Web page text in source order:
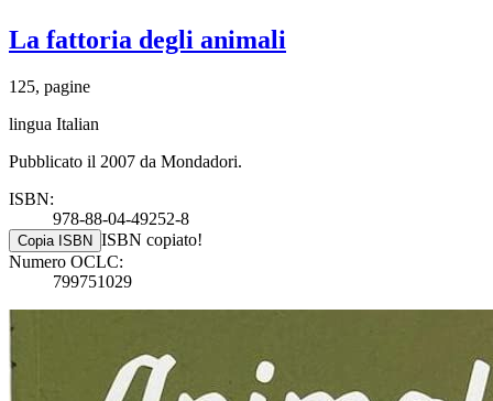
La fattoria degli animali
125, pagine
lingua Italian
Pubblicato il 2007 da Mondadori.
ISBN:
978-88-04-49252-8
Copia ISBN ISBN copiato!
Numero OCLC:
799751029